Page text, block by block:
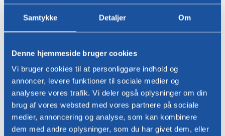
Samtykke Detaljer Om
Denne hjemmeside bruger cookies
Vi bruger cookies til at personliggøre indhold og
annoncer, levere funktioner til sociale medier og
analysere vores trafik. Vi deler også oplysninger om din
brug af vores websted med vores partnere på sociale
medier, annoncering og analyse, som kan kombinere
dem med andre oplysninger, som du har givet dem, eller
samling af designmøbler. Selv tak!
Interesseret?
For spørgsmål eller for at finde en Bree's New World-forhandler i dit
Navn *
Email adresse *